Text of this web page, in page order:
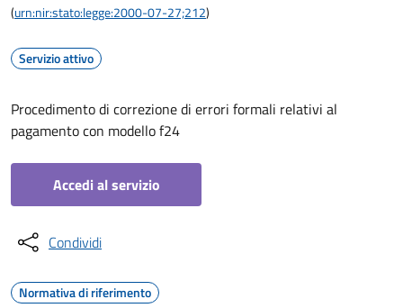
(urn:nir:stato:legge:2000-07-27;212)
Servizio attivo
Procedimento di correzione di errori formali relativi al
pagamento con modello f24
Accedi al servizio
Condividi
Normativa di riferimento